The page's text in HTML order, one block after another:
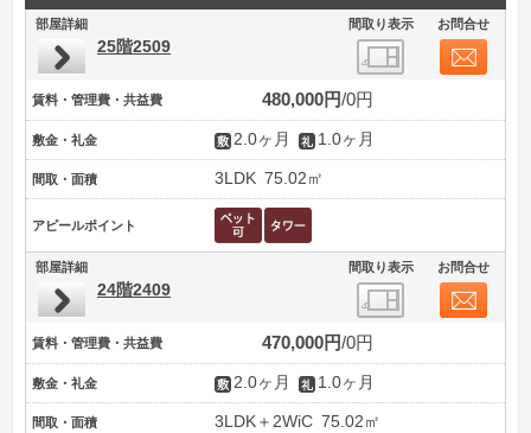
部屋詳細 間取り表示 お問合せ
25階2509
賃料・管理費・共益費 480,000円 0円
敷金・礼金 2.0ヶ月 1.0ヶ月
間取・面積 3LDK 75.02㎡
アピールポイント
部屋詳細 間取り表示 お問合せ
24階2409
賃料・管理費・共益費 470,000円 0円
敷金・礼金 2.0ヶ月 1.0ヶ月
間取・面積 3LDK＋2WiC 75.02㎡